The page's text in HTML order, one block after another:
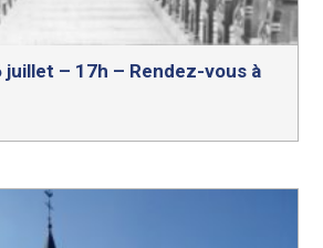
juillet – 17h – Rendez-vous à